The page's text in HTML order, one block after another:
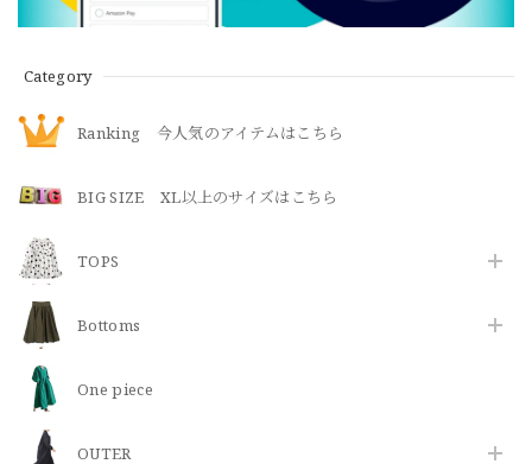
Category
Ranking 今人気のアイテムはこちら
BIG SIZE XL以上のサイズはこちら
TOPS
Bottoms
One piece
OUTER